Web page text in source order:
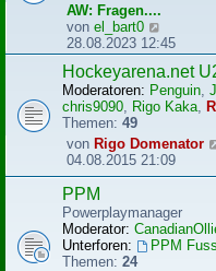
AW: Fragen....
von el_bart0
e
u
e
s
r
B
e
r
a
g
28.08.2023 12:45
Hockeyarena.net
Moderatoren: Penguin
chris9090
Rigo Kaka
Themen: 49
von Rigo Domenator
04.08.2015 21:09
PPM
Powerplaymanager
Moderator:
Unterforen:
PPM
Themen: 24